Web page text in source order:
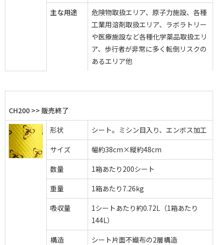
主な用途
危険物取扱エリア、原子力施設、各種
工業用溶剤取扱エリア、ラボラトリー
や医療施設など各種化学薬品取扱エリ
ア、歩行者が非常に多く転倒リスクの
あるエリア他
CH200 >> 販売終了
形状
シート。ミシン目入り、エンボス加工
サイズ
幅約38cm×縦約48cm
数量
1箱あたり200シート
重量
1箱あたり7.26kg
吸収量
1シートあたり約0.72L（1箱あたり
144L）
構造
シート片面不織布の2層構造